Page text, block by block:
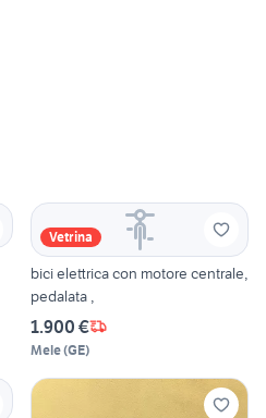
Vetrina
bici elettrica con motore centrale,
pedalata ,
1.900 €
Mele(GE)